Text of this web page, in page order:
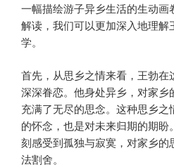
一幅描绘游子异乡生活的生动
解读，我们可以更加深入地理
学。
首先，从思乡之情来看，王勃在
深深眷恋。他身处异乡，对家
充满了无尽的思念。这种思乡
的怀念，也是对未来归期的期
刻感受到孤独与寂寞，对家乡
法割舍。